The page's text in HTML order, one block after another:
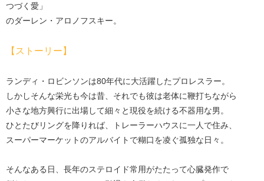
つづく愛」
のダーレン・アロノフスキー。
【ストーリー】
ランディ・ロビンソンは80年代に大活躍したプロレスラー。
しかしそんな栄光も今は昔、それでも彼は老体に鞭打ちながら
小さな地方興行に出場して細々と現役を続ける不器用な男。
ひとたびリングを降りれば、トレーラーハウスに一人で住み、
スーパーマーケットのアルバイトで糊口を凌ぐ孤独な日々。
そんなある日、長年のステロイド常用がたたって心臓発作で